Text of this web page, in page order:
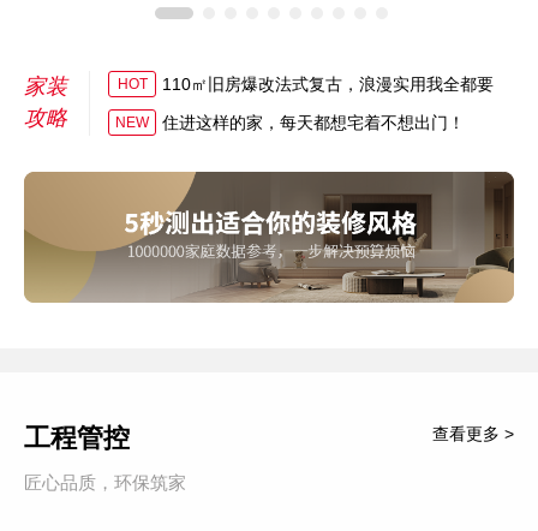
家装
攻略
HOT 110㎡旧房爆改法式复古，浪漫实用我全都要
NEW 住进这样的家，每天都想宅着不想出门！
工程管控
匠心品质，环保筑家
查看更多 >